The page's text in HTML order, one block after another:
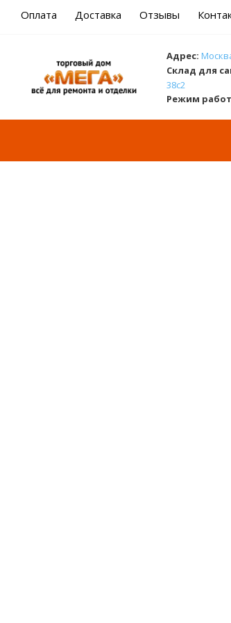
Оплата Доставка Отзывы
Адрес:
Cклад для
38с2
Режим